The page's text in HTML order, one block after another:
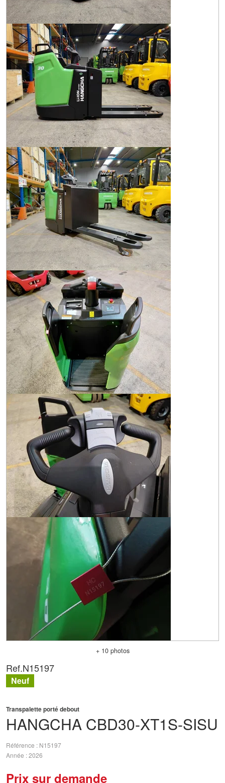
+ 10 photos
HANGCHA CBD30-XT1S-SISU
Transpalette porté debout
Référence
N15197
Année 2026
Prix sur demande
Ref.N15197
Neuf